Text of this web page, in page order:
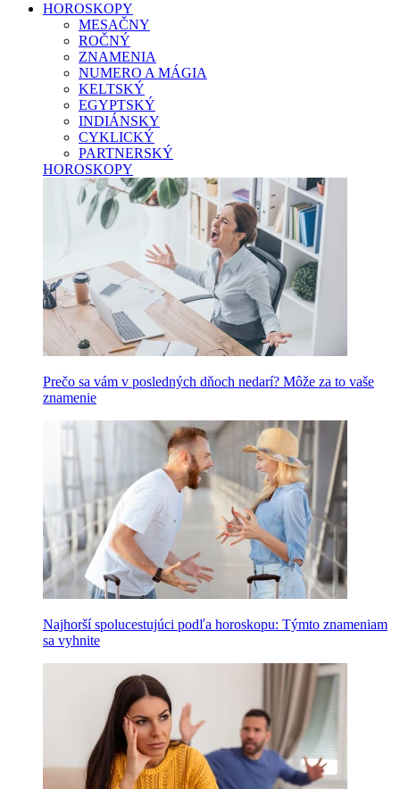
HOROSKOPY
MESAČNY
ROČNÝ
ZNAMENIA
NUMERO A MÁGIA
KELTSKÝ
EGYPTSKÝ
INDIÁNSKY
CYKLICKÝ
PARTNERSKÝ
HOROSKOPY
Prečo sa vám v posledných dňoch nedarí? Môže za to vaše
znamenie
Najhorší spolucestujúci podľa horoskopu: Týmto znameniam
sa vyhnite